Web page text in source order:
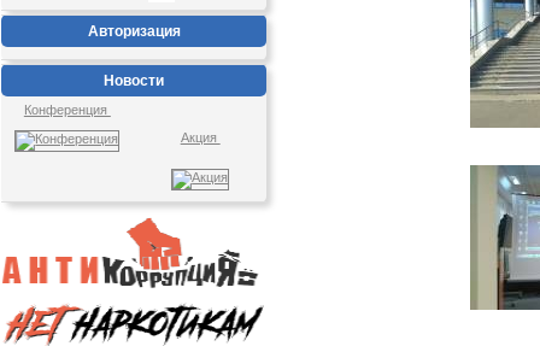
Авторизация
Новости
Конференция
Акция